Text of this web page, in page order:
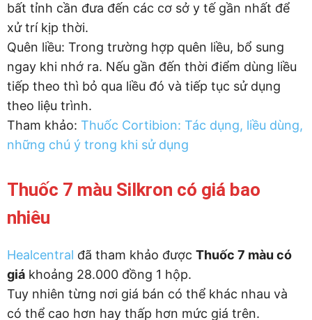
bất tỉnh cần đưa đến các cơ sở y tế gần nhất để
xử trí kịp thời.
Quên liều: Trong trường hợp quên liều, bổ sung
ngay khi nhớ ra. Nếu gần đến thời điểm dùng liều
tiếp theo thì bỏ qua liều đó và tiếp tục sử dụng
theo liệu trình.
Tham khảo: Thuốc Cortibion: Tác dụng, liều dùng,
những chú ý trong khi sử dụng
Thuốc 7 màu Silkron có giá bao
nhiêu
Healcentral đã tham khảo được Thuốc 7 màu có
giá khoảng 28.000 đồng 1 hộp.
Tuy nhiên từng nơi giá bán có thể khác nhau và
có thể cao hơn hay thấp hơn mức giá trên.